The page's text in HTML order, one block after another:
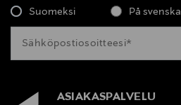
Suomeksi På svenska
ASIAKASPALVELU